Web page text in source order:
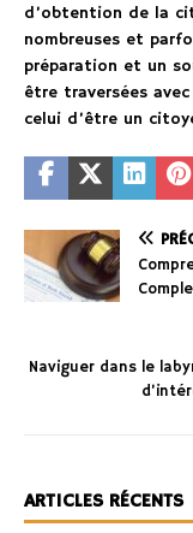
d’obtention de la
nombreuses et
préparation et un
être traversées
celui d’être un
Naviguer dans le
ARTICLES RÉCENTS